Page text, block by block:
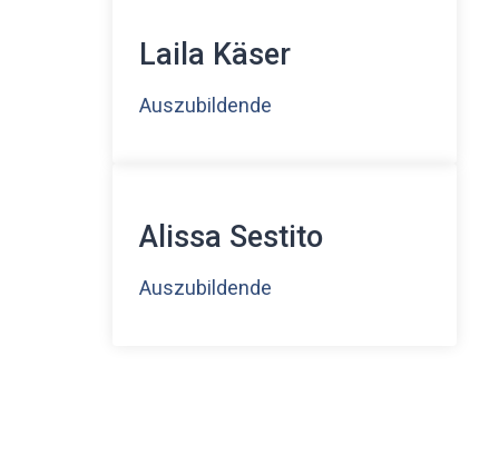
Laila Käser
Auszubildende
Alissa Sestito
Auszubildende